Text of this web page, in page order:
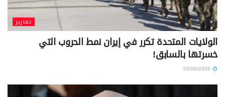
تقارير
الولايات المتحدة تكرر في إيران نمط الحروب التي
خسرتها بالسابق!